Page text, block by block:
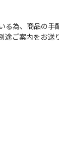
為、商品の手
ご案内をお送